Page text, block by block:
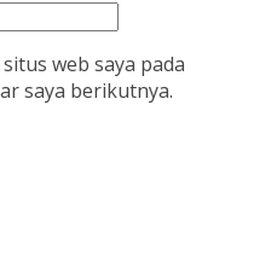
web saya pada
saya berikutnya.